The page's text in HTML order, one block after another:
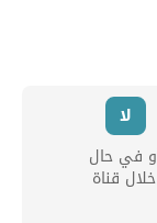
لا
في حال
قناة